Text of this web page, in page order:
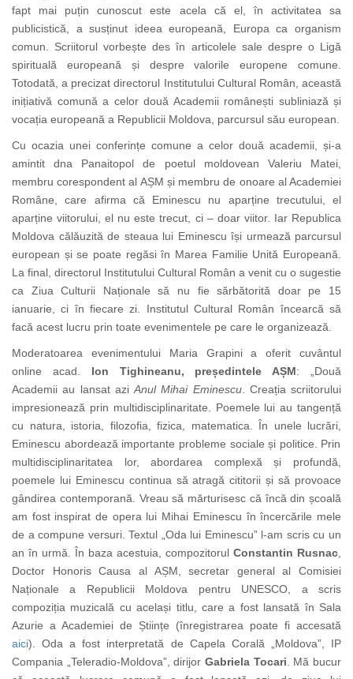
fapt mai puțin cunoscut este acela că el, în activitatea sa
publicistică, a susținut ideea europeană, Europa ca organism
comun. Scriitorul vorbește des în articolele sale despre o Ligă
spirituală europeană și despre valorile europene comune.
Totodată, a precizat directorul Institutului Cultural Român, această
inițiativă comună a celor două Academii românești subliniază și
vocația europeană a Republicii Moldova, parcursul său european.
Cu ocazia unei conferințe comune a celor două academii, și-a
amintit dna Panaitopol de poetul moldovean Valeriu Matei,
membru corespondent al AȘM și membru de onoare al Academiei
Române, care afirma că Eminescu nu aparține trecutului, el
aparține viitorului, el nu este trecut, ci – doar viitor. Iar Republica
Moldova călăuzită de steaua lui Eminescu își urmează parcursul
european și se poate regăsi în Marea Familie Unită Europeană.
La final, directorul Institutului Cultural Român a venit cu o sugestie
ca Ziua Culturii Naționale să nu fie sărbătorită doar pe 15
ianuarie, ci în fiecare zi. Institutul Cultural Român încearcă să
facă acest lucru prin toate evenimentele pe care le organizează.
Moderatoarea evenimentului
Maria Grapini a oferit cuvântul
online acad. Ion Tighineanu, președintele AȘM:
Două
Academii au lansat azi Anul Mihai Eminescu. Creația scriitorului
impresionează prin multidisciplinaritate. Poemele lui au tangență
cu natura, istoria, filozofia, fizica, matematica. În unele lucrări,
Eminescu abordează importante probleme sociale și politice. Prin
multidisciplinaritatea lor, abordarea complexă și profundă,
poemele lui Eminescu continua să atragă cititorii și să provoace
gândirea contemporană. Vreau să mărturisesc că încă din școală
am fost inspirat de opera lui Mihai Eminescu în încercările mele
de a compune versuri. Textul „Oda lui Eminescu” l-am scris cu un
an în urmă. În baza acestuia, compozitorul Constantin Rusnac
Doctor Honoris Causa al AȘM, secretar general al Comisiei
Naționale a Republicii Moldova pentru UNESCO, a scris
compoziția muzicală cu același titlu, care a fost lansată în Sala
Azurie a Academiei de Științe (înregistrarea poate fi accesată
aici).Oda a fost interpretată de Capela Corală „Moldova”, IP
Compania „Teleradio-Moldova”, dirijor Gabriela Tocari . Mă bucur